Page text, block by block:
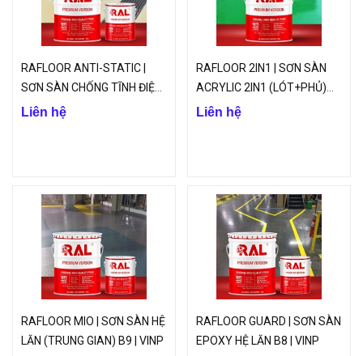
RAFLOOR ANTI-STATIC |
SƠN SÀN CHỐNG TĨNH ĐIỆN
B11 | VINP
Liên hệ
RAFLOOR 2IN1 | SƠN SÀN
ACRYLIC 2IN1 (LÓT+PHỦ)
B10 | VINP
Liên hệ
RAFLOOR MIO | SƠN SÀN HỆ
LĂN (TRUNG GIAN) B9 | VINP
RAFLOOR GUARD | SƠN SÀN
EPOXY HỆ LĂN B8 | VINP